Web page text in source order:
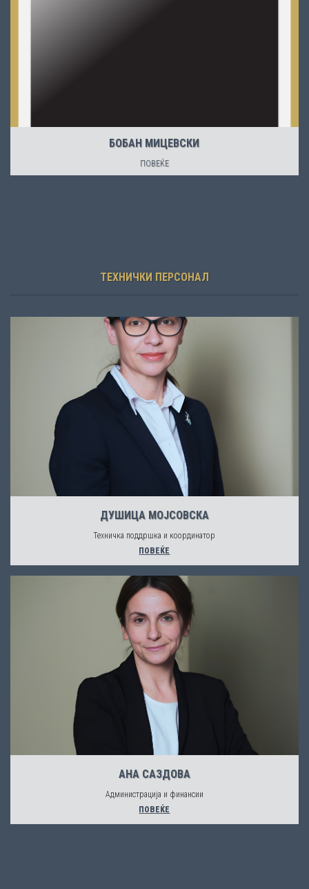
БОБАН МИЦЕВСКИ
ПОВЕЌЕ
ТЕХНИЧКИ ПЕРСОНАЛ
ДУШИЦА МОЈСОВСКА
Техничка поддршка и координатор
ПОВЕЌЕ
АНА САЗДОВА
Администрација и финансии
ПОВЕЌЕ